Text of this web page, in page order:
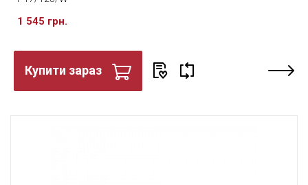
1 545 грн.
Купити зараз